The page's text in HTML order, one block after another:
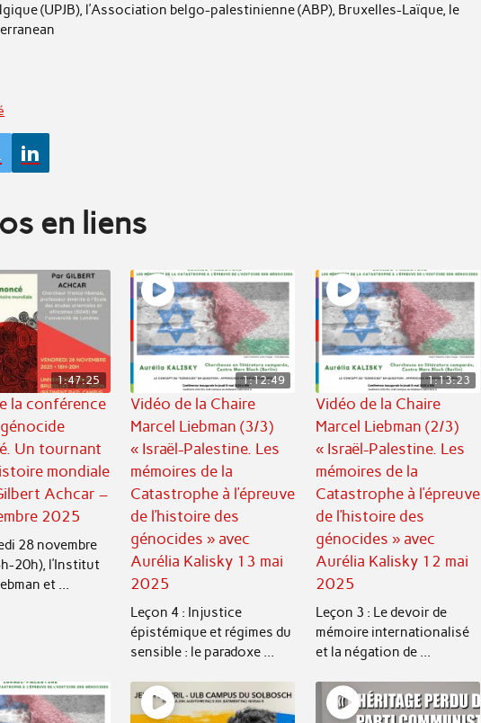
(UPJB), l’Association belgo-palestinienne (ABP), Bruxelles-Laïque, le
en liens
1:47:25
la conférence
Un tournant
mondiale
Achcar –
2025
28 novembre
20h), l’Institut
et ...
1:12:49
Vidéo de la Chaire
Marcel Liebman (3/3)
« Israël-Palestine. Les
mémoires de la
Catastrophe à l’épreuve
de l’histoire des
génocides » avec
Aurélia Kalisky 13 mai
2025
Leçon 4 : Injustice
épistémique et régimes du
sensible : le paradoxe ...
1:13:23
Vidéo de la Chaire
Marcel Liebman (2/3)
« Israël-Palestine. Les
mémoires de la
Catastrophe à l’épreuve
de l’histoire des
génocides » avec
Aurélia Kalisky 12 mai
2025
Leçon 3 : Le devoir de
mémoire internationalisé
et la négation de ...